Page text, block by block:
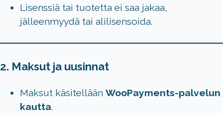
Lisenssiä tai tuotetta ei saa jakaa,
jälleenmyydä tai alilisensoida.
2. Maksut ja uusinnat
Maksut käsitellään WooPayments-palvelun
kautta.